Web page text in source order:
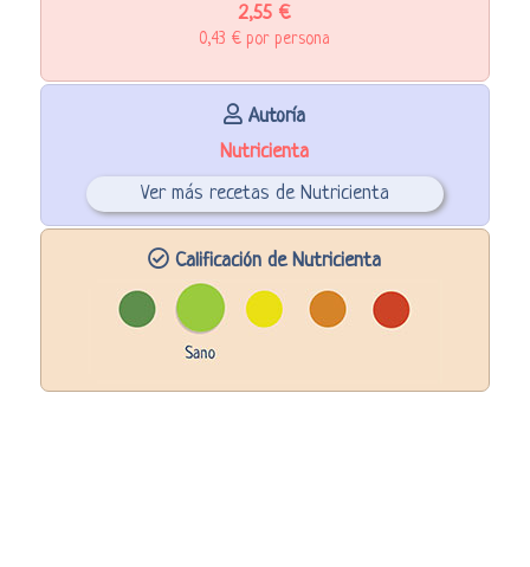
2,55 €
0,43 € por persona
Autoría
Nutricienta
Ver más recetas de Nutricienta
Calificación de Nutricienta